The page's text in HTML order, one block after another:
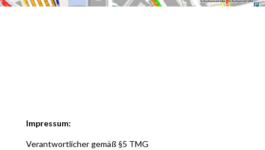
Impressum:
Verantwortlicher gemäß §5 TMG